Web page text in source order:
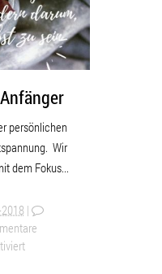
persönlichen
Wir
dem Fokus...
|